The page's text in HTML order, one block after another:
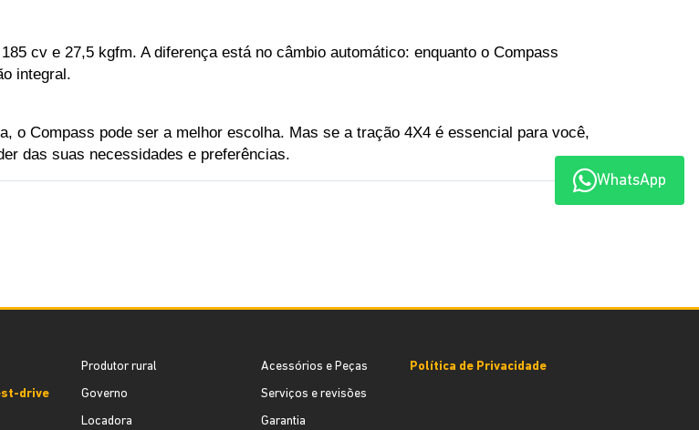
cv e 27,5 kgfm. A diferença está no câmbio automático: enquanto o Compass
integral.
o Compass pode ser a melhor escolha. Mas se a tração 4X4 é essencial para você,
das suas necessidades e preferências.
WhatsApp
drive
Produtor rural
Governo
Locadora
Acessórios e Peças
Serviços e revisões
Garantia
Política de Privacidade